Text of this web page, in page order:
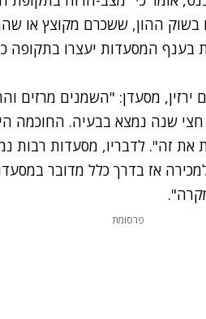
בשוק ההון, ששכרם מקוצץ או
בענף המסעדות יעצרו בתקופה
ירזין, מסעדן: "השמנים מרזים
שנה נמצא בבעיה. החוכמה
את זה". לדבריו, מסעדות רבות
אז בדרך כלל מדובר
פרסומת